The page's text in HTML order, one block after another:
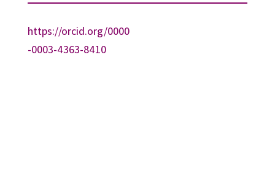
https://orcid.org/0000
-0003-4363-8410